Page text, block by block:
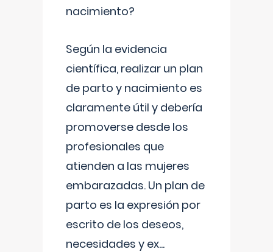
nacimiento?
Según la evidencia
científica, realizar un plan
de parto y nacimiento es
claramente útil y debería
promoverse desde los
profesionales que
atienden a las mujeres
embarazadas. Un plan de
parto es la expresión por
escrito de los deseos,
necesidades y ex...